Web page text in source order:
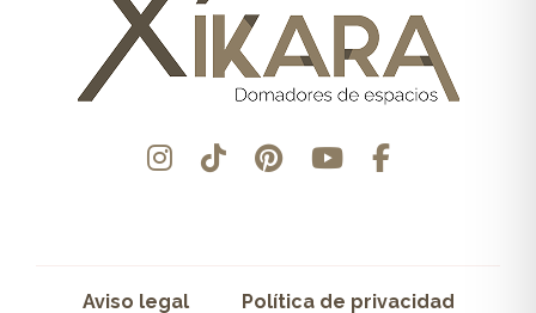
Aviso legal Política de privacidad